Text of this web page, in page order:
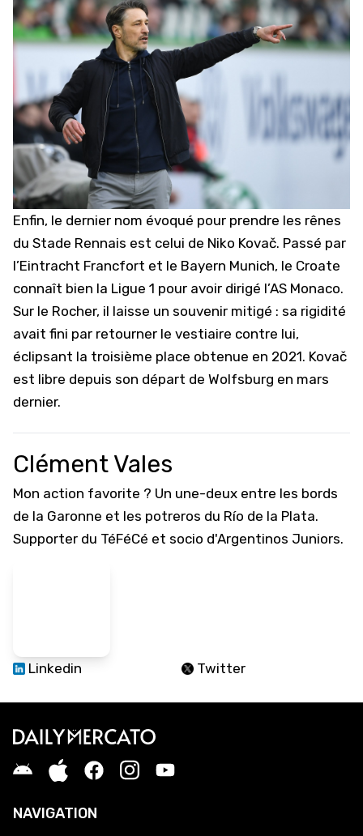
Enfin, le dernier nom évoqué pour prendre les rênes
du Stade Rennais est celui de Niko Kovač. Passé par
l’Eintracht Francfort et le Bayern Munich, le Croate
connaît bien la Ligue 1 pour avoir dirigé l’AS Monaco.
Sur le Rocher, il laisse un souvenir mitigé : sa rigidité
avait fini par retourner le vestiaire contre lui,
éclipsant la troisième place obtenue en 2021. Kovač
est libre depuis son départ de Wolfsburg en mars
dernier.
Clément Vales
Mon action favorite ? Un une-deux entre les bords
de la Garonne et les potreros du Río de la Plata.
Supporter du TéFéCé et socio d'Argentinos Juniors.
Linkedin Twitter
NAVIGATION